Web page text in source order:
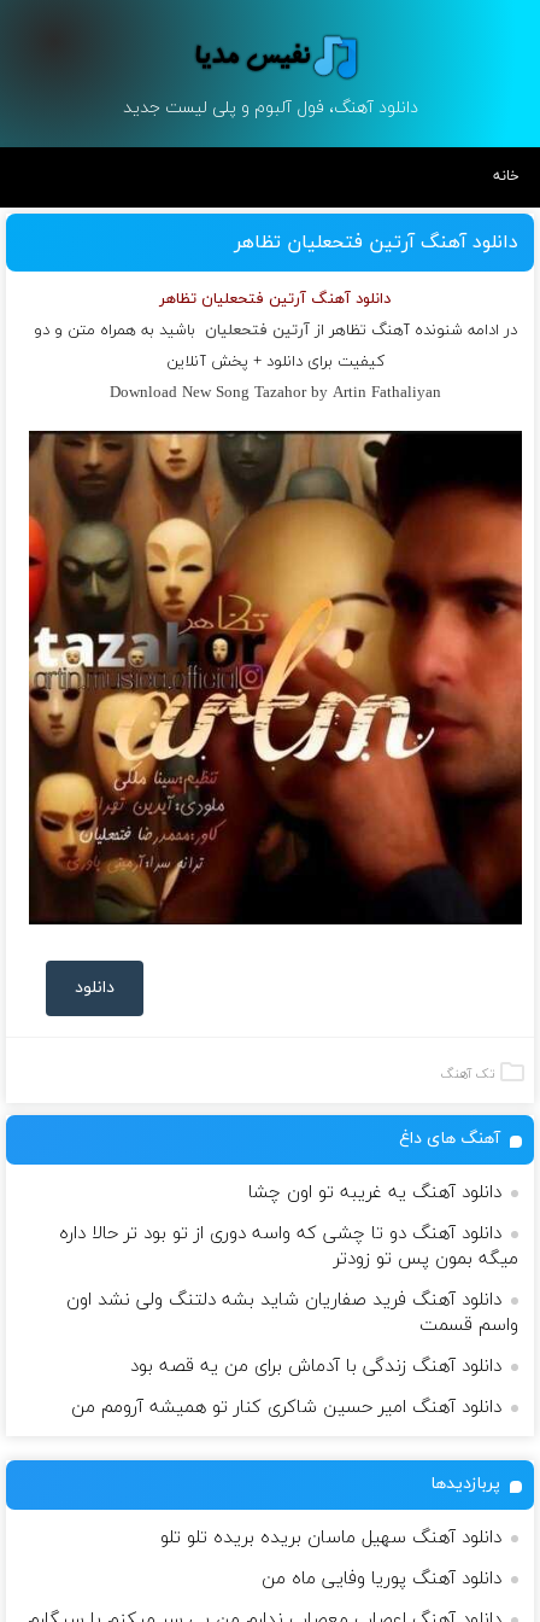
دانلود آهنگ، فول آلبوم و پلی لیست جدید
خانه
دانلود آهنگ آرتین فتحعلیان تظاهر
دانلود آهنگ آرتین فتحعلیان تظاهر
در ادامه شنونده آهنگ تظاهر ازآرتین فتحعلیان باشید به همراه متن و دو
کیفیت برای دانلود + پخش آنلاین
Download New Song Tazahor by Artin Fathaliyan
دانلود
تک آهنگ
آهنگ های داغ
دانلود آهنگ یه غریبه تو اون چشا
دانلود آهنگ دو تا چشی که واسه دوری از تو بود تر حالا داره
میگه بمون پس تو زودتر
دانلود آهنگ فرید صفاریان شاید بشه دلتنگ ولی نشد اون
واسم قسمت
دانلود آهنگ زندگی با آدماش برای من یه قصه بود
دانلود آهنگ امیر حسین شاکری کنار تو همیشه آرومم من
پربازدیدها
دانلود آهنگ سهیل ماسان بریده بریده تلو تلو
دانلود آهنگ پوریا وفایی ماه من